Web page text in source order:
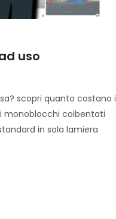
uso
scopri quanto costano i
monoblocchi coibentati
in sola lamiera